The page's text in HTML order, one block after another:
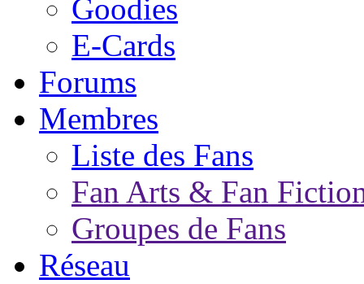
Goodies
E-Cards
Forums
Membres
Liste des Fans
Fan Arts & Fan
Groupes de Fans
Réseau